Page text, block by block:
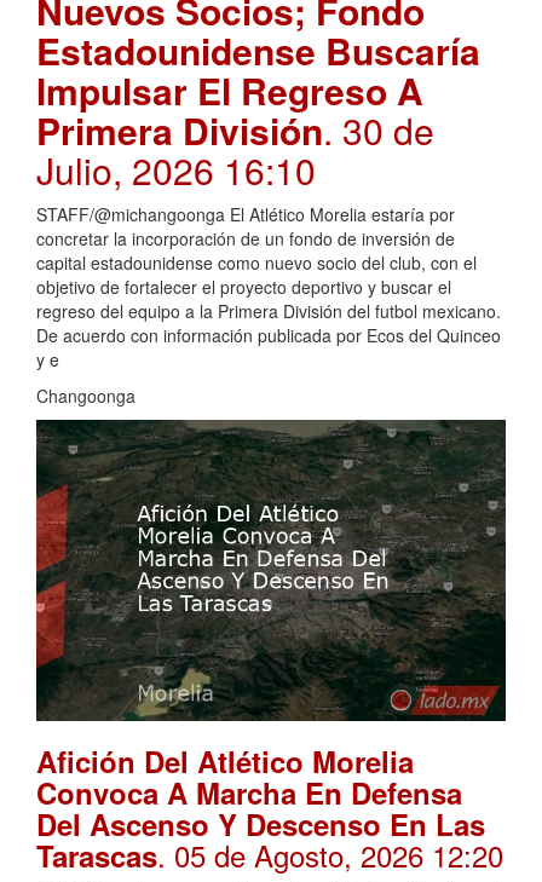
Estadounidense Buscaría
Impulsar El Regreso A
Primera División. 30 de
Julio, 2026 16:10
STAFF/@michangoonga El Atlético Morelia estaría por
concretar la incorporación de un fondo de inversión de
capital estadounidense como nuevo socio del club, con el
objetivo de fortalecer el proyecto deportivo y buscar el
regreso del equipo a la Primera División del futbol mexicano.
De acuerdo con información publicada por Ecos del Quinceo
y e
Changoonga
Afición Del Atlético Morelia
Convoca A Marcha En Defensa
Del Ascenso Y Descenso En Las
Tarascas. 05 de Agosto, 2026 12:20